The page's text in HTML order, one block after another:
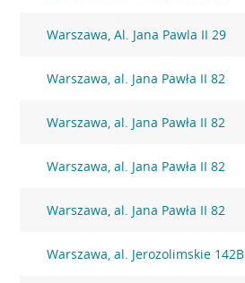
Warszawa, Al. Jana Pawla II 29
Warszawa, al. Jana Pawła II 82
Warszawa, al. Jana Pawła II 82
Warszawa, al. Jana Pawła II 82
Warszawa, al. Jana Pawła II 82
Warszawa, al. Jerozolimskie 142B